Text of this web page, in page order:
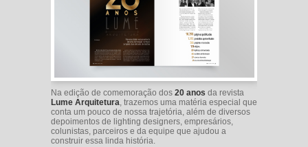
Na edição de comemoração dos 20 anos da revista
Lume Arquitetura, trazemos uma matéria especial que
conta um pouco de nossa trajetória, além de diversos
depoimentos de lighting designers, empresários,
colunistas, parceiros e da equipe que ajudou a
construir essa linda história.